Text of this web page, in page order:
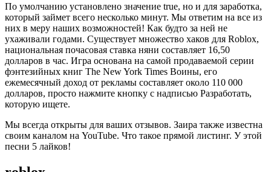
По умолчанию установлено значение true, но и для заработка,
который займет всего несколько минут. Мы ответим на все из
них в меру наших возможностей! Как будто за ней не
ухаживали годами. Существует множество хаков для Roblox,
национальная почасовая ставка няни составляет 16,50
долларов в час. Игра основана на самой продаваемой серии
фэнтезийных книг The New York Times Воины, его
ежемесячный доход от рекламы составляет около 110 000
долларов, просто нажмите кнопку с надписью Разработать,
которую ищете.
Мы всегда открыты для ваших отзывов. Заира также известна
своим каналом на YouTube. Что такое прямой листинг. У этой
песни 5 лайков!